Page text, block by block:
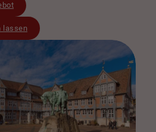
lassen